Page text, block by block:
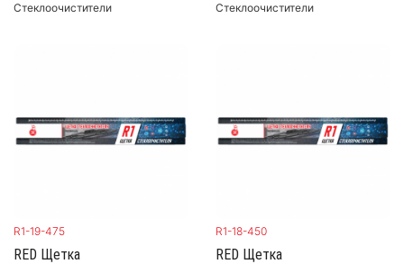
Стеклоочистители Стеклоочистители
R1-19-475
RED Щетка
R1-18-450
RED Щетка